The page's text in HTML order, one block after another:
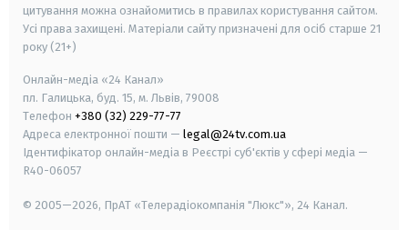
цитування можна ознайомитись в правилах користування сайтом.
Усі права захищені. Матеріали сайту призначені для осіб старше 21
року (21+)
Онлайн-медіа «24 Канал»
пл. Галицька, буд. 15, м. Львів, 79008
Телефон +380 (32) 229-77-77
Адреса електронної пошти — legal@24tv.com.ua
Ідентифікатор онлайн-медіа в Реєстрі суб'єктів у сфері медіа —
R40-06057
© 2005—2026, ПрАТ «Телерадіокомпанія "Люкс"», 24 Канал.